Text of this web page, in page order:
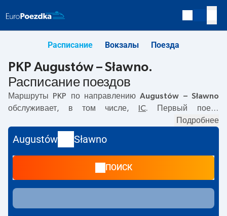
Расписание Вокзалы Поезда
PKP Augustów – Sławno.
Расписание поездов
Маршруты PKP по направлению Augustów – Sławno
обслуживает, в том числе,
IC. Первый поезд
с вокзала PKP Augustów по
Kolejowa, 16-300 Augustow
–Sławnoтакже курсируют другие поезда:- предлагают
более низкую цену билета и, как правило, более долгое
время в пути. Поезд заканчивает маршрут на станции
Sławno по адресу
Подробнее
Augustów Sławno
ПОИСК